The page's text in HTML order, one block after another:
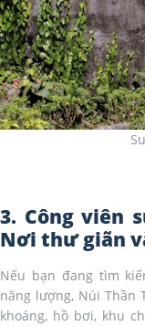
3. Công viên
Nơi thư giãn
Nếu bạn đang tìm
năng lượng, Núi Thần
khoáng, hồ bơi, khu